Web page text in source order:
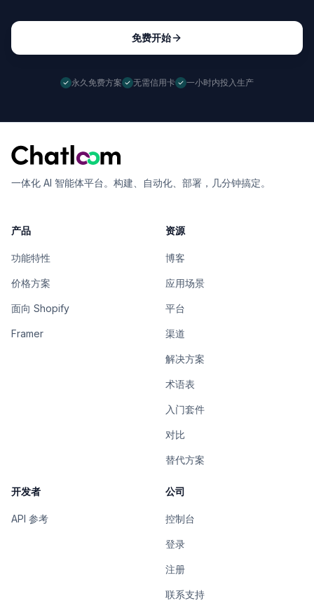
免费开始
永久免费方案 无需信用卡 一小时内投入生产
一体化 AI 智能体平台。构建、自动化、部署，几分钟搞定。
产品
功能特性
价格方案
面向 Shopify
Framer
资源
博客
应用场景
平台
渠道
解决方案
术语表
入门套件
对比
替代方案
开发者
API 参考
公司
控制台
登录
注册
联系支持